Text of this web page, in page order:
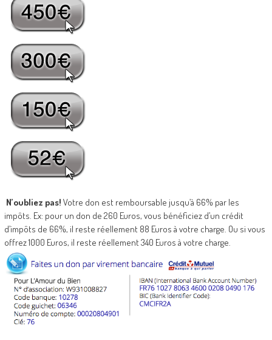
N’oubliez pas! Votre don est remboursable jusqu’à 66% par les
impôts. Ex: pour un don de 260 Euros, vous bénéficiez d’un crédit
d’impôts de 66%, il reste réellement 88 Euros à votre charge. Ou si vous
offrez 1000 Euros, il reste réellement 340 Euros à votre charge.